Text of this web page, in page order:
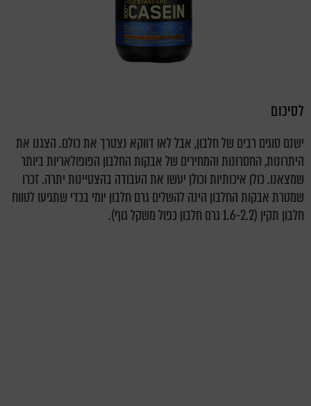
לסיכום
ישנם סוגים רבים של חלבון, אבל לאו דווקא נצטרך את כולם. הצגנו את
היתרונות, החסרונות והמחירים של אבקות החלבון הפופולאריות ביותר
שמצאנו. כולן איכותיות וכולן יעשו את העבודה בהצטיינות יתרה. זכרו
שמטרת אבקות החלבון הינה להשלים גרם חלבון יומי בכדי שתגיעו לטווח
חלבון תקין (1.6-2.2 גרם חלבון כפול משקל גוף).